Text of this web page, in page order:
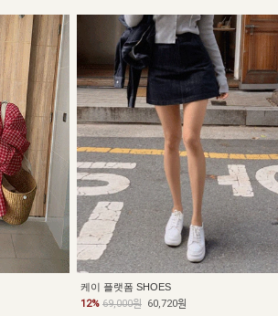
케이 플랫폼 SHOES
12% 69,000원 60,720원